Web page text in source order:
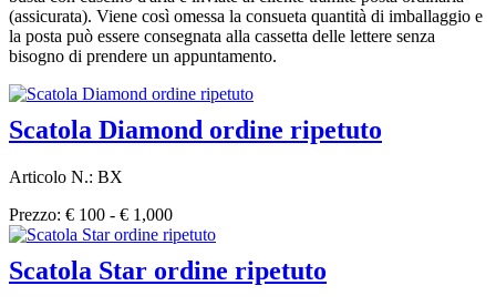
(assicurata). Viene così omessa la consueta quantità di imballaggio e
la posta può essere consegnata alla cassetta delle lettere senza
bisogno di prendere un appuntamento.
Scatola Diamond ordine ripetuto
Articolo N.: BX
Prezzo: € 100 - € 1,000
Scatola Star ordine ripetuto